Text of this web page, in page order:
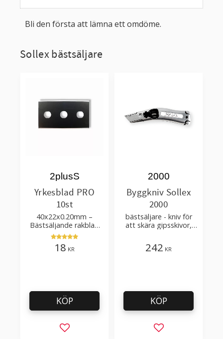
Bli den första att lämna ett omdöme.
Sollex bästsäljare
Yrkesblad PRO
10st
40x22x0.20mm –
Bästsäljande rakblad
för att skära tapet, tyg,
filt, hobby bruk
2plusS
18 KR
Lägg till i favoriter
KÖP
Byggkniv Sollex
2000
bästsäljare - kniv för
att skära gipsskivor,
2000
242 KR
Lägg till i
KÖP